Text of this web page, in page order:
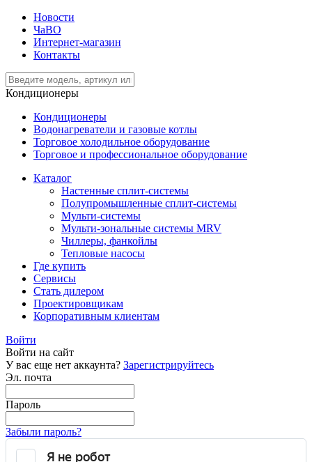
Новости
ЧаВО
Интернет-магазин
Контакты
Кондиционеры
Кондиционеры
Водонагреватели и газовые котлы
Торговое холодильное оборудование
Торговое и профессиональное оборудование
Каталог
Настенные сплит-системы
Полупромышленные сплит-системы
Мульти-системы
Мульти-зональные системы MRV
Чиллеры, фанкойлы
Тепловые насосы
Где купить
Сервисы
Стать дилером
Проектировщикам
Корпоративным клиентам
Войти
Войти на сайт
У вас еще нет аккаунта? Зарегистрируйтесь
Эл. почта
Пароль
Забыли пароль?